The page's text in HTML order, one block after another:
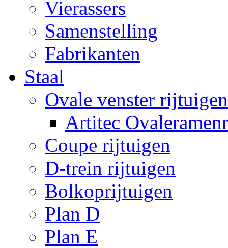
Vierassers
Samenstelling
Fabrikanten
Staal
Ovale venster rijtuigen
Artitec
Coupe rijtuigen
D-trein rijtuigen
Bolkoprijtuigen
Plan D
Plan E